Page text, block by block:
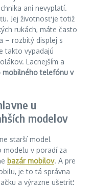
ani nevyplatí.
Jej životnosť je totiž
rukách, máte často
– rozbitý displej s
takto vypadajú
Lacnejším a
mobilného telefónu v
u
modelov
starší model
modelu v poradí za
bazár mobilov. A pre
je to tá správna
a výrazne ušetriť.